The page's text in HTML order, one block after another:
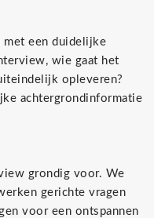
een duidelijke
wie gaat het
opleveren?
achtergrondinformatie
grondig voor. We
gerichte vragen
voor een ontspannen